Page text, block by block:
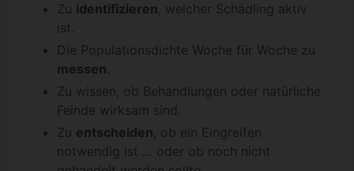
Zu identifizieren, welcher Schädling aktiv
ist.
Die Populationsdichte Woche für Woche zu
messen.
Zu wissen, ob Behandlungen oder natürliche
Feinde wirksam sind.
Zu entscheiden, ob ein Eingreifen
notwendig ist … oder ob noch nicht